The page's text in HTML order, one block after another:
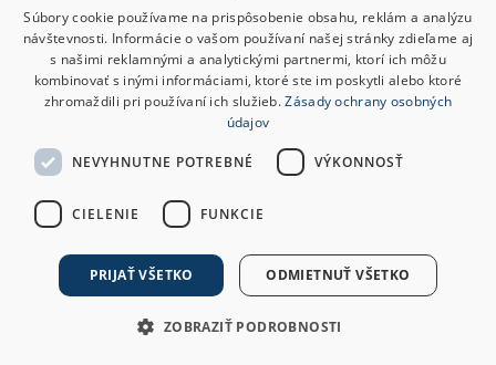
Súbory cookie používame na prispôsobenie obsahu, reklám a analýzu
návštevnosti. Informácie o vašom používaní našej stránky zdieľame aj
s našimi reklamnými a analytickými partnermi, ktorí ich môžu
kombinovať s inými informáciami, ktoré ste im poskytli alebo ktoré
zhromaždili pri používaní ich služieb.Zásady ochrany osobných
údajov
NEVYHNUTNE POTREBNÉ VÝKONNOSŤ
CIELENIE FUNKCIE
PRIJAŤ VŠETKO ODMIETNUŤ VŠETKO
ZOBRAZIŤ PODROBNOSTI